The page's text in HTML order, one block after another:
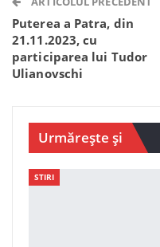
Puterea a Patra, din
21.11.2023, cu
participarea lui Tudor
Ulianovschi
Urmărește și
STIRI